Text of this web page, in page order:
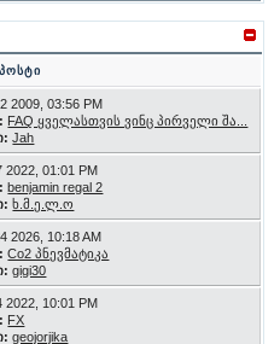
2009, 03:56 PM
FAQ ყველასთვის ვინც პირველი შა...
Jah
2022, 01:01 PM
benjamin regal 2
ხ.მ.ე.ლ.ო
2026, 10:18 AM
Co2 პნევმატიკა
gigi30
2022, 10:01 PM
FX
geojorjika